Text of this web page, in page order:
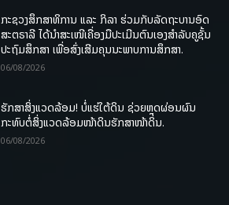
ກະຊວງສຶກສາທິການ ແລະ ກິລາ ຮ່ວມກັບລັດຖະບານອົດ
ສະຕຣາລີ ໄດ້ນຳສະເໜີເຄື່ອງມືປະເມີນຕົນເອງສຳລັບຄູຊັ້ນ
ປະຖົມສຶກສາ ເພື່ອສົ່ງເສີມຄຸນນະພາບການສຶກສາ.
06/08/2026
ຮັກສາສິ່ງແວດລ້ອມ! ບໍ່ແຮ່ໃຕ້ດິນ ຊ່ວຍຫຼຸດຜ່ອນຜົນ
ກະທົບຕໍ່ສິ່ງແວດລ້ອມໜ້າດິນຮັກສາໜ້າດິນ.
06/08/2026